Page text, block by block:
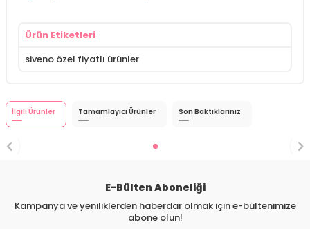
Ürün Etiketleri
siveno özel fiyatlı ürünler
İlgili Ürünler Tamamlayıcı Ürünler Son Baktıklarınız
E-Bülten Aboneliği
Kampanya ve yeniliklerden haberdar olmak için e-bültenimize
abone olun!